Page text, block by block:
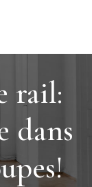
rail:
dans